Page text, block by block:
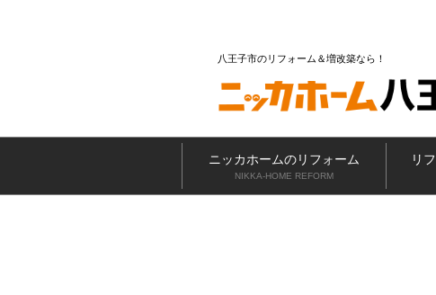
八王子市のリフォーム＆増改築なら
ニッカホームのリフォーム
NIKKA-HOME REFORM
リ